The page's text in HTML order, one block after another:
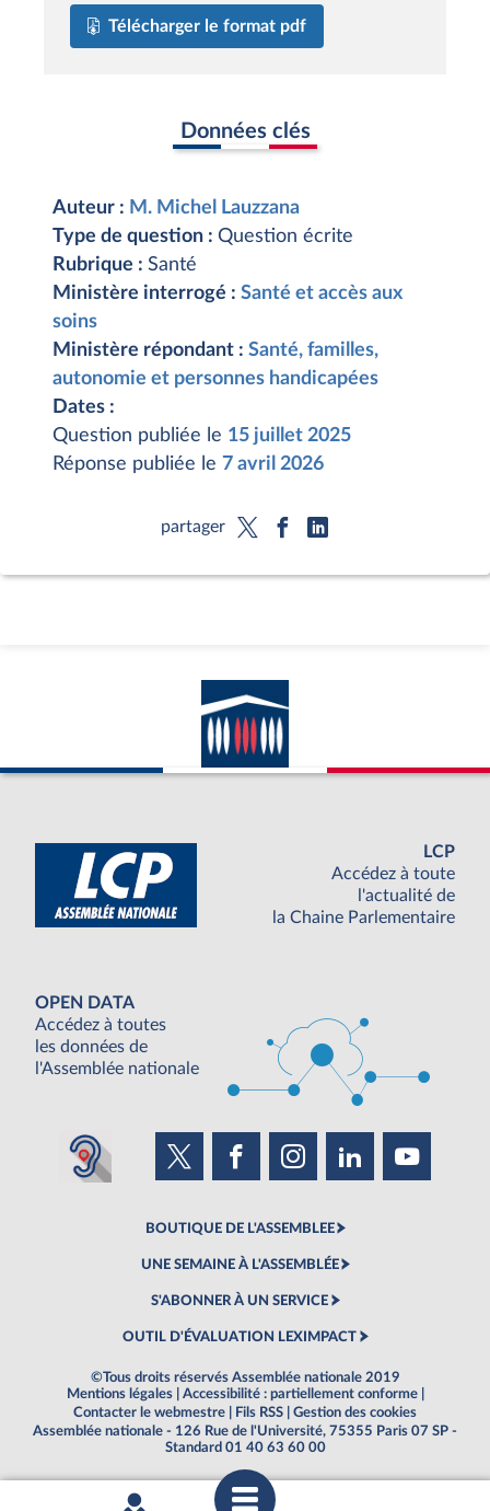
Télécharger le format pdf
Données clés
Auteur : M. Michel Lauzzana
Type de question : Question écrite
Rubrique : Santé
Ministère interrogé : Santé et accès aux
soins
Ministère répondant : Santé, familles,
autonomie et personnes handicapées
Dates :
Question publiée le 15 juillet 2025
Réponse publiée le 7 avril 2026
partager
LCP
Accédez à toute
l'actualité de
la Chaine Parlementaire
OPEN DATA
Accédez à toutes
les données de
l'Assemblée nationale
BOUTIQUE DE L'ASSEMBLEE
UNE SEMAINE À L'ASSEMBLÉE
S'ABONNER À UN SERVICE
OUTIL D'ÉVALUATION LEXIMPACT
©Tous droits réservés Assemblée nationale 2019
Mentions légales
Accessibilité : partiellement conforme
Contacter le webmestre
Fils RSS
Gestion des cookies
Assemblée nationale - 126 Rue de l'Université, 75355 Paris 07 SP -
Standard 01 40 63 60 00